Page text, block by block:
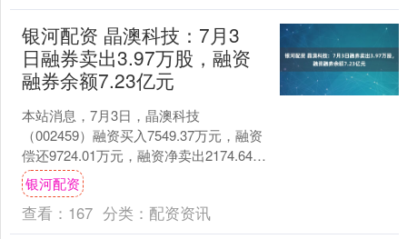
银河配资 晶澳科技：7月3
日融券卖出3.97万股，融资
融券余额7.23亿元
本站消息，7月3日，晶澳科技
（002459）融资买入7549.37万元，融资
偿还9724.01万元，融资净卖出2174.64万
元，融资余额7.2亿元。 融券方面....
银河配资
查看： 167 分类： 配资资讯